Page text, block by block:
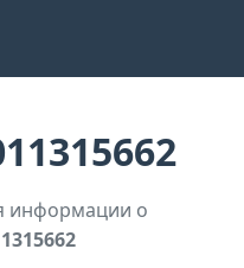
информации о